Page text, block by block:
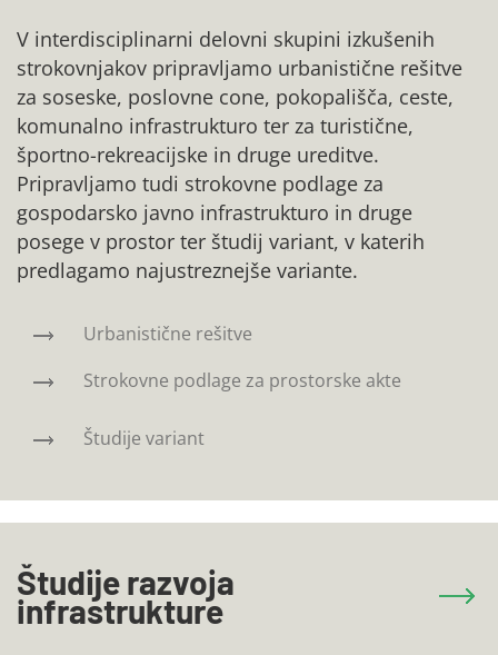
V interdisciplinarni delovni skupini izkušenih
strokovnjakov pripravljamo urbanistične rešitve
za soseske, poslovne cone, pokopališča, ceste,
komunalno infrastrukturo ter za turistične,
športno-rekreacijske in druge ureditve.
Pripravljamo tudi strokovne podlage za
gospodarsko javno infrastrukturo in druge
posege v prostor ter študij variant, v katerih
predlagamo najustreznejše variante.
Urbanistične rešitve
Strokovne podlage za prostorske akte
Študije variant
Študije razvoja
infrastrukture